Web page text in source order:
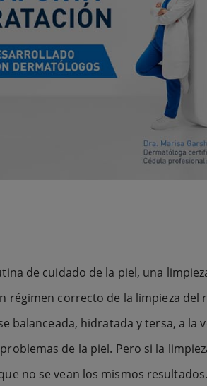
de cuidado de la piel, una
régimen correcto de la limpieza del
balanceada, hidratada y tersa, a la
de la piel. Pero si la
no se vean los mismos